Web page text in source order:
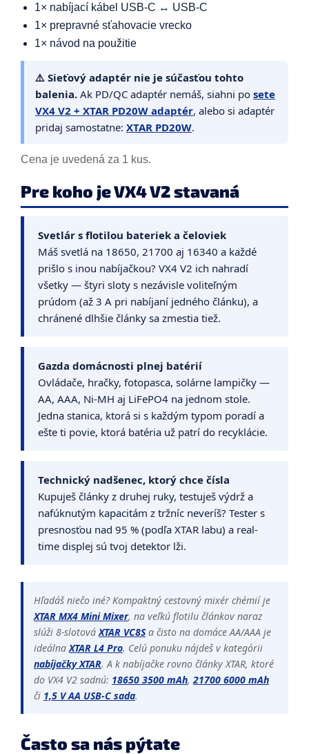
1× nabíjací kábel USB-C ↔ USB-C
1× prepravné sťahovacie vrecko
1× návod na použitie
⚠️ Sieťový adaptér nie je súčasťou tohto
balenia. Ak PD/QC adaptér nemáš, siahni po sete
VX4 V2 + XTAR PD20W adaptér, alebo si adaptér
pridaj samostatne: XTAR PD20W.
Cena je uvedená za 1 kus.
Pre koho je VX4 V2 stavaná
Svetlár s flotilou bateriek a čeloviek
Máš svetlá na 18650, 21700 aj 16340 a každé
prišlo s inou nabíjačkou? VX4 V2 ich nahradí
všetky — štyri sloty s nezávisle voliteľným
prúdom (až 3 A pri nabíjaní jedného článku), a
chránené dlhšie články sa zmestia tiež.
Gazda domácnosti plnej batérií
Ovládače, hračky, fotopasca, solárne lampičky —
AA, AAA, Ni-MH aj LiFePO4 na jednom stole.
Jedna stanica, ktorá si s každým typom poradí a
ešte ti povie, ktorá batéria už patrí do recyklácie.
Technický nadšenec, ktorý chce čísla
Kupuješ články z druhej ruky, testuješ výdrž a
nafúknutým kapacitám z tržníc neveríš? Tester s
presnosťou nad 95 % (podľa XTAR labu) a real-
time displej sú tvoj detektor lži.
Hľadáš niečo iné? Kompaktný cestovný mixér chémií je
XTAR MX4 Mini Mixer, na veľkú flotilu článkov naraz
slúži 8-slotová XTAR VC8Sa čisto na domáce AA/AAA je
ideálna XTAR L4 Pro. Celú ponuku nájdeš v kategórii
nabíjačky XTAR. A k nabíjačke rovno články XTAR, ktoré
do VX4 V2 sadnú: 18650 3500 mAh, 21700 6000 mAh
či 1,5 V AA USB-C sada.
Často sa nás pýtate